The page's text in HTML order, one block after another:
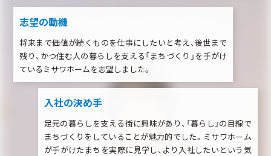
志望の動機
将来まで価値が続くものを仕事にしたいと考え、後世まで
残り、かつ住む人の暮らしを支える「まちづくり」を手がけ
ているミサワホームを志望しました。
入社の決め手
足元の暮らしを支える街に興味があり、「暮らし」の目線で
まちづくりをしていることが魅力的でした。ミサワホーム
が手がけたまちを実際に見学し、より入社したいという気